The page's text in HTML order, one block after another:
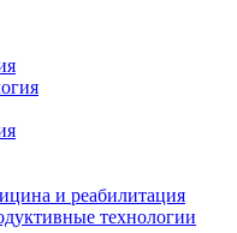
и реабилитация
технологии